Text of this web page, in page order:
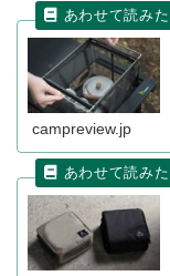
campreview.jp